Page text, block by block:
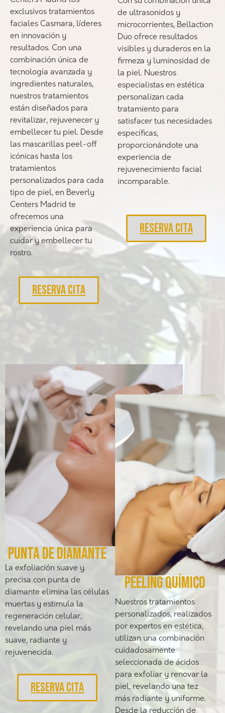
exclusivos tratamientos
faciales Casmara, líderes
en innovación y
resultados. Con una
combinación única de
tecnología avanzada y
ingredientes naturales,
nuestros tratamientos
están diseñados para
revitalizar, rejuvenecer y
embellecer tu piel. Desde
las mascarillas peel-off
icónicas hasta los
tratamientos
personalizados para cada
tipo de piel, en Beverly
Centers Madrid te
ofrecemos una
experiencia única para
cuidar y embellecer tu
rostro.
RESERVA CITA
de ultrasonidos y
microcorrientes, Bellaction
Duo ofrece resultados
visibles y duraderos en la
firmeza y luminosidad de
la piel. Nuestros
especialistas en estética
personalizan cada
tratamiento para
satisfacer tus necesidades
específicas,
proporcionándote una
experiencia de
rejuvenecimiento facial
incomparable.
RESERVA CITA
punta de diamante
La exfoliación suave y
precisa con punta de
diamante elimina las células
muertas y estimula la
regeneración celular,
revelando una piel más
suave, radiante y
rejuvenecida.
RESERVA CITA
peeling químico
Nuestros tratamientos
personalizados, realizados
por expertos en estética,
utilizan una combinación
cuidadosamente
seleccionada de ácidos
para exfoliar y renovar la
piel, revelando una tez
más radiante y uniforme.
Desde la reducción de